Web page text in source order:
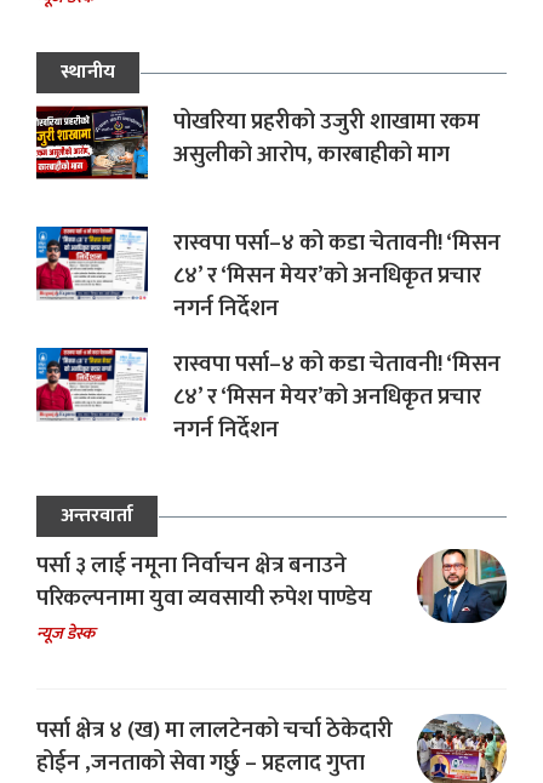
स्थानीय
पोखरिया प्रहरीको उजुरी शाखामा रकम
असुलीको आरोप, कारबाहीको माग
रास्वपा पर्सा–४ को कडा चेतावनी! ‘मिसन
८४’ र ‘मिसन मेयर’को अनधिकृत प्रचार
नगर्न निर्देशन
रास्वपा पर्सा–४ को कडा चेतावनी! ‘मिसन
८४’ र ‘मिसन मेयर’को अनधिकृत प्रचार
नगर्न निर्देशन
अन्तरवार्ता
पर्सा ३ लाई नमूना निर्वाचन क्षेत्र बनाउने
परिकल्पनामा युवा व्यवसायी रुपेश पाण्डेय
न्यूज डेस्क
पर्सा क्षेत्र ४ (ख) मा लालटेनको चर्चा ठेकेदारी
होईन ,जनताको सेवा गर्छु – प्रहलाद गुप्ता